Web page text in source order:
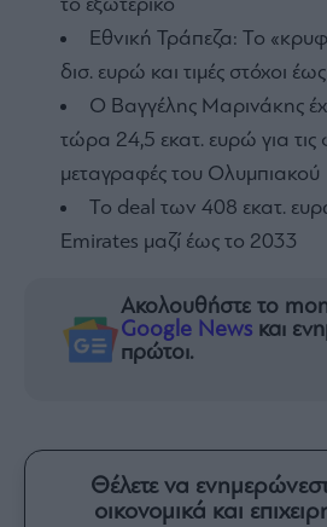
το εξωτερικό
Εθνική Τράπεζα: Το
δισ. ευρώ και τιμές στόχοι
Ο Βαγγέλης Μαρινάκης
τώρα 24,5 εκατ. ευρώ για τις
μεταγραφές του Ολυμπιακού
To deal των 408 εκατ.
Emirates μαζί έως το 2033
Ακολουθήστε το
Google News και
πρώτοι.
Θέλετε να
οικονομικά και